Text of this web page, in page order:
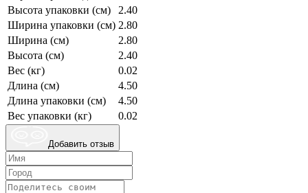
Высота упаковки (см)
2.40
Ширина упаковки (см) 2.80
Ширина (см)
2.80
Высота (см)
2.40
Вес (кг)
0.02
Длина (см)
4.50
Длина упаковки (см)
4.50
Вес упаковки (кг)
0.02
Добавить отзыв